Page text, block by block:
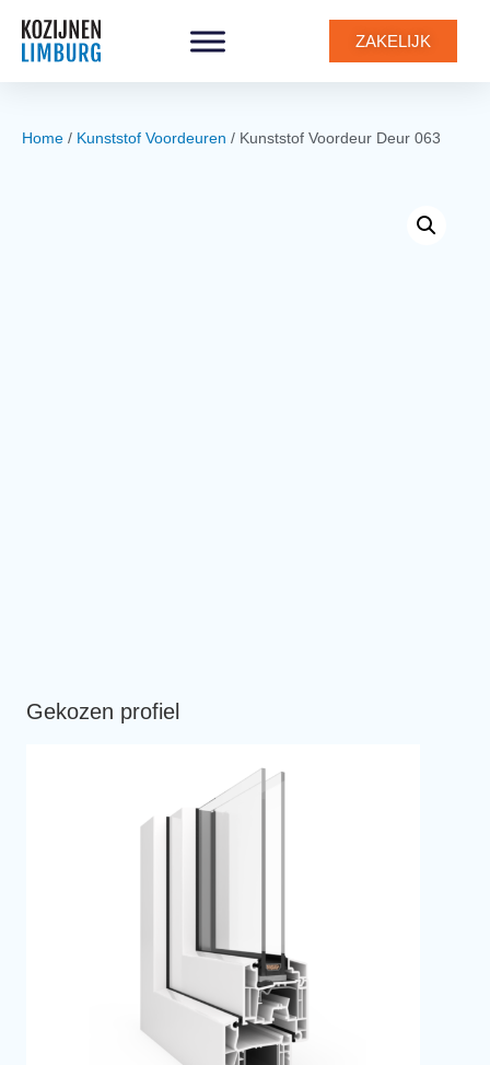
ZAKELIJK
Home / Kunststof Voordeuren / Kunststof Voordeur Deur 063
Gekozen profiel